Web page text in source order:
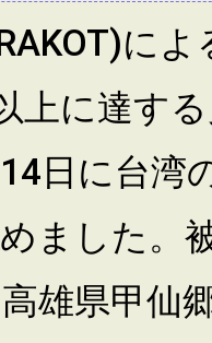
に
上に達す
日に台湾
ました。
雄県甲仙